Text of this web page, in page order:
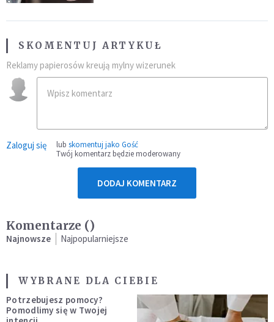
SKOMENTUJ ARTYKUŁ
Reklamy papierosów kreują mylny wizerunek
Zaloguj się lub skomentuj jako Gość
Twój komentarz będzie moderowany
DODAJ KOMENTARZ
Komentarze ()
Najnowsze Najpopularniejsze
WYBRANE DLA CIEBIE
Potrzebujesz pomocy?
Pomodlimy się w Twojej